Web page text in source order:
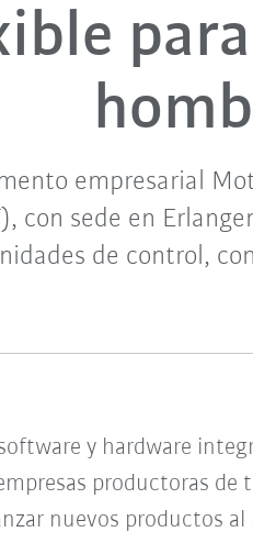
empresarial
con sede en
de control,
y hardware
productoras
nuevos productos